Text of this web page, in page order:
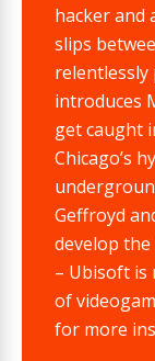
hacker and
slips
relentlessly
introduces
get caught
Chicago’s
Geffroyd
develop
– Ubisoft
of
for more